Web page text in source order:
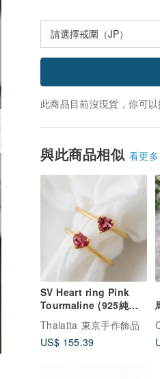
此商品目前沒現貨，你可
與此商品相似 看更多
SV Heart ring Pink
Tourmaline (925純銀
心形粉紅碧璽戒指)
Thalatta 東京手作飾品
US$ 155.39